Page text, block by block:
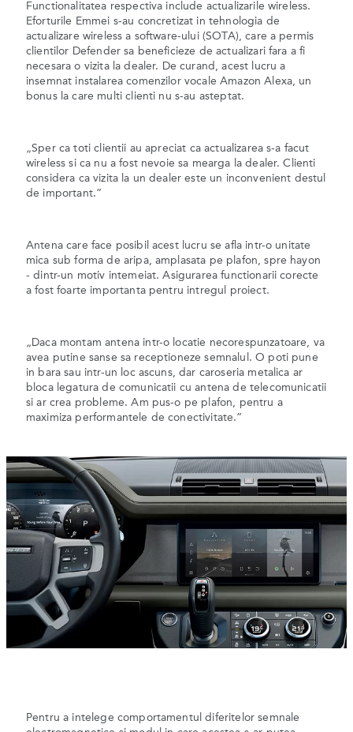
Functionalitatea respectiva include actualizarile wireless.
Eforturile Emmei s-au concretizat in tehnologia de
actualizare wireless a software-ului (SOTA), care a permis
clientilor Defender sa beneficieze de actualizari fara a fi
necesara o vizita la dealer. De curand, acest lucru a
insemnat instalarea comenzilor vocale Amazon Alexa, un
bonus la care multi clienti nu s-au asteptat.
„Sper ca toti clientii au apreciat ca actualizarea s-a facut
wireless si ca nu a fost nevoie sa mearga la dealer. Clienti
considera ca vizita la un dealer este un inconvenient destul
de important.”
Antena care face posibil acest lucru se afla intr-o unitate
mica sub forma de aripa, amplasata pe plafon, spre hayon
- dintr-un motiv intemeiat. Asigurarea functionarii corecte
a fost foarte importanta pentru intregul proiect.
„Daca montam antena intr-o locatie necorespunzatoare, va
avea putine sanse sa receptioneze semnalul. O poti pune
in bara sau intr-un loc ascuns, dar caroseria metalica ar
bloca legatura de comunicatii cu antena de telecomunicatii
si ar crea probleme. Am pus-o pe plafon, pentru a
maximiza performantele de conectivitate.”
Pentru a intelege comportamentul diferitelor semnale